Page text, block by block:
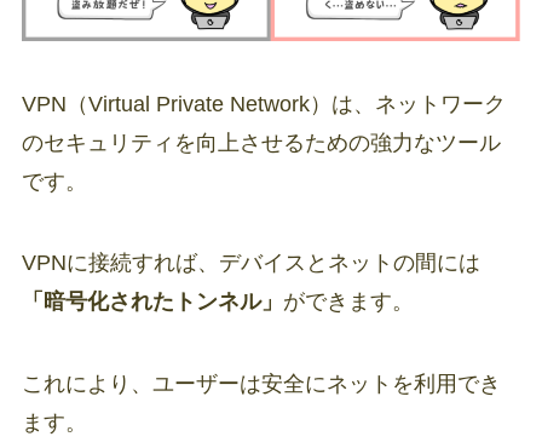
VPN（Virtual Private Network）は、ネットワーク
のセキュリティを向上させるための強力なツール
です。
VPNに接続すれば、デバイスとネットの間には
「暗号化されたトンネル」 ができます。
これにより、ユーザーは安全にネットを利用でき
ます。